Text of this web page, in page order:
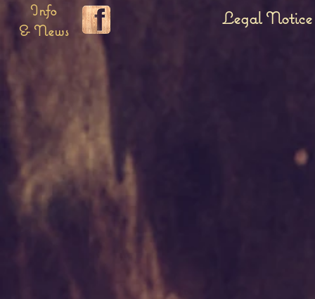
Info
& News
Legal Notice